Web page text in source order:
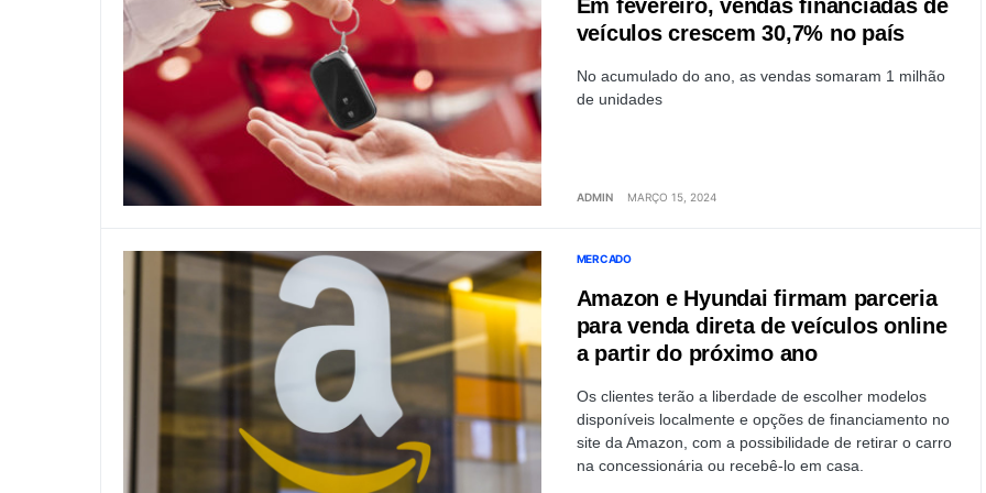
Em fevereiro, vendas financiadas de
veículos crescem 30,7% no país
No acumulado do ano, as vendas somaram 1 milhão
de unidades
ADMIN MARÇO 15, 2024
MERCADO
Amazon e Hyundai firmam parceria
para venda direta de veículos online
a partir do próximo ano
Os clientes terão a liberdade de escolher modelos
disponíveis localmente e opções de financiamento no
site da Amazon, com a possibilidade de retirar o carro
na concessionária ou recebê-lo em casa.